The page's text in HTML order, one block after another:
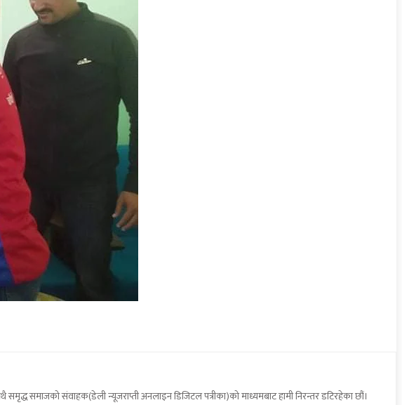
समाजको संवाहक(डेली न्यूजराप्ती अनलाइन डिजिटल पत्रीका)को माध्यमबाट हामी निरन्तर डटिरहेका छौं।